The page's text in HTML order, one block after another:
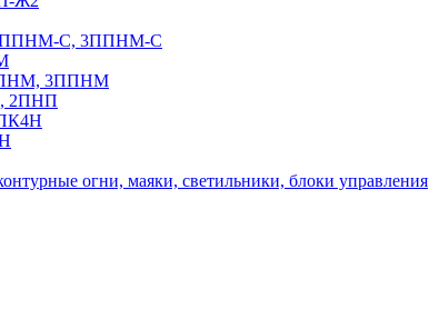
С, 3ППНМ-С
3ППНМ
2ПНП
огни, маяки, светильники, блоки управления